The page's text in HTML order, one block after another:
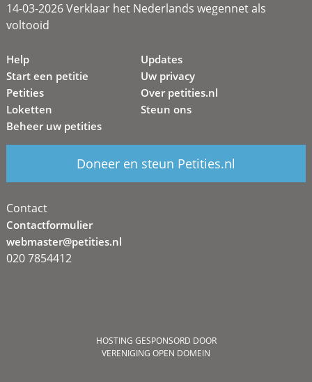
14-03-2026 Verklaar het Nederlands wegennet als
voltooid
Help
Start een petitie
Petities
Loketten
Beheer uw petities
Updates
Uw privacy
Over petities.nl
Steun ons
Doneer en steun Petities.nl
Contact
Contactformulier
webmaster@petities.nl
020 7854412
HOSTING GESPONSORD DOOR
VERENIGING OPEN DOMEIN